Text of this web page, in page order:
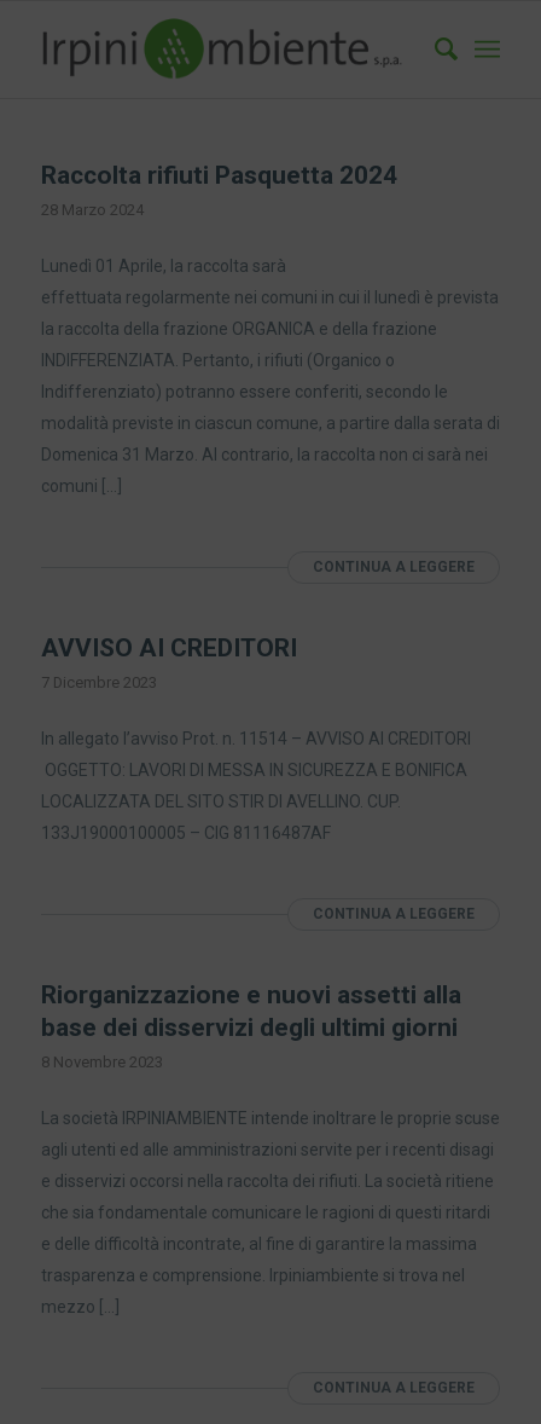
Raccolta rifiuti Pasquetta 2024
28 Marzo 2024
Lunedì 01 Aprile, la raccolta sarà
effettuata regolarmente nei comuni in cui il lunedì è prevista
la raccolta della frazione ORGANICA e della frazione
INDIFFERENZIATA. Pertanto, i rifiuti (Organico o
Indifferenziato) potranno essere conferiti, secondo le
modalità previste in ciascun comune, a partire dalla serata di
Domenica 31 Marzo. Al contrario, la raccolta non ci sarà nei
comuni […]
CONTINUA A LEGGERE
AVVISO AI CREDITORI
7 Dicembre 2023
In allegato l’avviso Prot. n. 11514 – AVVISO AI CREDITORI
OGGETTO: LAVORI DI MESSA IN SICUREZZA E BONIFICA
LOCALIZZATA DEL SITO STIR DI AVELLINO. CUP.
133J19000100005 – CIG 81116487AF
CONTINUA A LEGGERE
Riorganizzazione e nuovi assetti alla
base dei disservizi degli ultimi giorni
8 Novembre 2023
La società IRPINIAMBIENTE intende inoltrare le proprie scuse
agli utenti ed alle amministrazioni servite per i recenti disagi
e disservizi occorsi nella raccolta dei rifiuti. La società ritiene
che sia fondamentale comunicare le ragioni di questi ritardi
e delle difficoltà incontrate, al fine di garantire la massima
trasparenza e comprensione. Irpiniambiente si trova nel
mezzo […]
CONTINUA A LEGGERE